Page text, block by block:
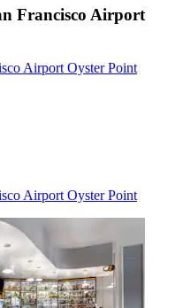
Francisco Airport
Airport Oyster Point
Airport Oyster Point